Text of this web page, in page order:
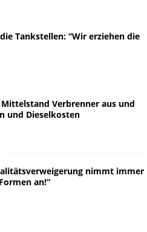
Tankstellen: “Wir erziehen die
Verbrenner aus und
und Dieselkosten
nimmt immer
an!“